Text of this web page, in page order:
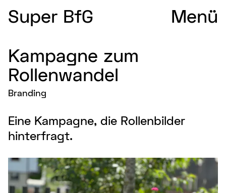
Super BfG Menü
Kampagne zum
Rollenwandel
Branding
Eine Kampagne, die Rollenbilder
hinterfragt.